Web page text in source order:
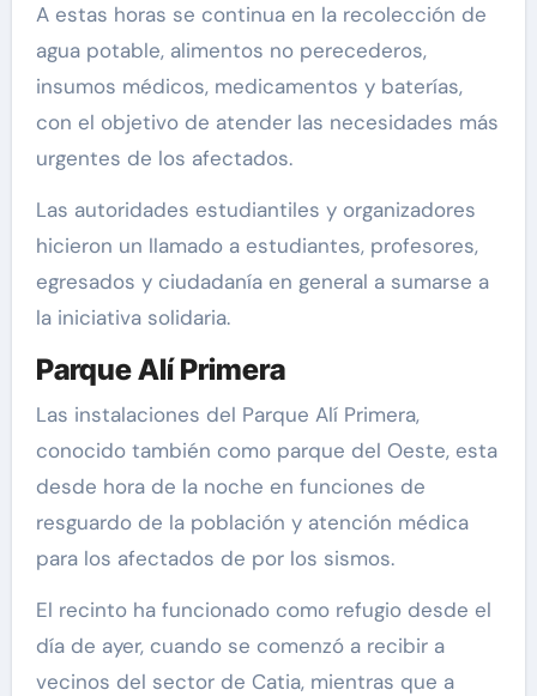
A estas horas se continua en la recolección de
agua potable, alimentos no perecederos,
insumos médicos, medicamentos y baterías,
con el objetivo de atender las necesidades más
urgentes de los afectados.
Las autoridades estudiantiles y organizadores
hicieron un llamado a estudiantes, profesores,
egresados y ciudadanía en general a sumarse a
la iniciativa solidaria.
Parque Alí Primera
Las instalaciones del Parque Alí Primera,
conocido también como parque del Oeste, esta
desde hora de la noche en funciones de
resguardo de la población y atención médica
para los afectados de por los sismos.
El recinto ha funcionado como refugio desde el
día de ayer, cuando se comenzó a recibir a
vecinos del sector de Catia, mientras que a